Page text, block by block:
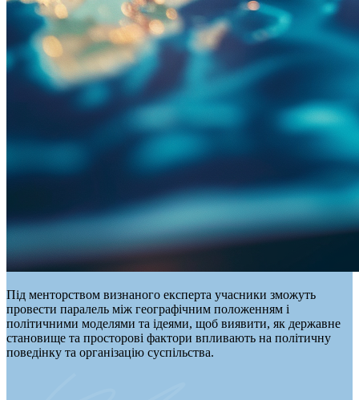
Під менторством визнаного експерта учасники зможуть
провести паралель між географічним положенням і
політичними моделями та ідеями, щоб виявити, як державне
становище та просторові фактори впливають на політичну
поведінку та організацію суспільства.